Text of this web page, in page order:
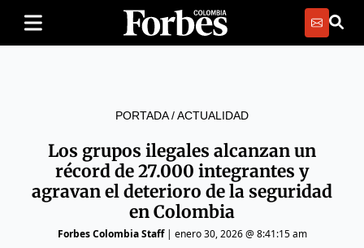
PORTADA/ACTUALIDAD
Los grupos ilegales alcanzan un
récord de 27.000 integrantes y
agravan el deterioro de la seguridad
en Colombia
Forbes Colombia Staff| enero 30, 2026 @ 8:41:15 am